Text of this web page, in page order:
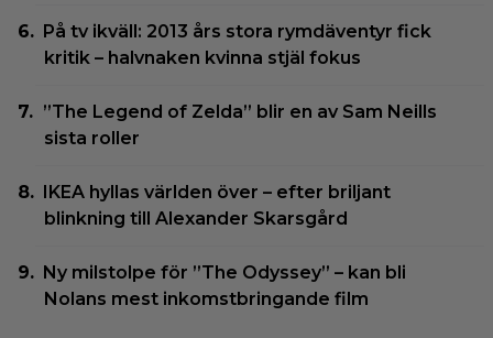
På tv ikväll: 2013 års stora rymdäventyr fick
kritik – halvnaken kvinna stjäl fokus
”The Legend of Zelda” blir en av Sam Neills
sista roller
IKEA hyllas världen över – efter briljant
blinkning till Alexander Skarsgård
Ny milstolpe för ”The Odyssey” – kan bli
Nolans mest inkomstbringande film